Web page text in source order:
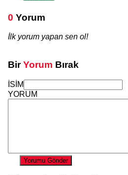
0 Yorum
İlk yorum yapan sen ol!
BirYorum Bırak
İSİM
YORUM
Yorumu Gönder